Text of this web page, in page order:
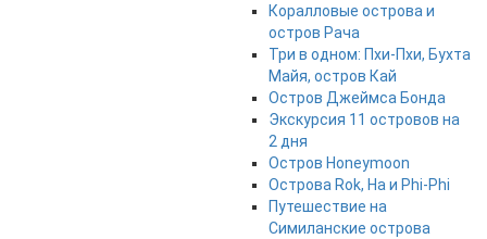
Коралловые острова и
остров Рача
Три в одном: Пхи-Пхи, Бухта
Майя, остров Кай
Остров Джеймса Бонда
Экскурсия 11 островов на
2 дня
Остров Honeymoon
Острова Rok, Ha и Phi-Phi
Путешествие на
Симиланские острова